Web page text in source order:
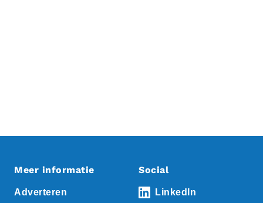
Meer informatie
Adverteren
Social
LinkedIn